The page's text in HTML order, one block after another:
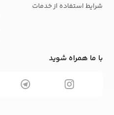
شرایط استفاده از خدمات
با ما همراه شوید